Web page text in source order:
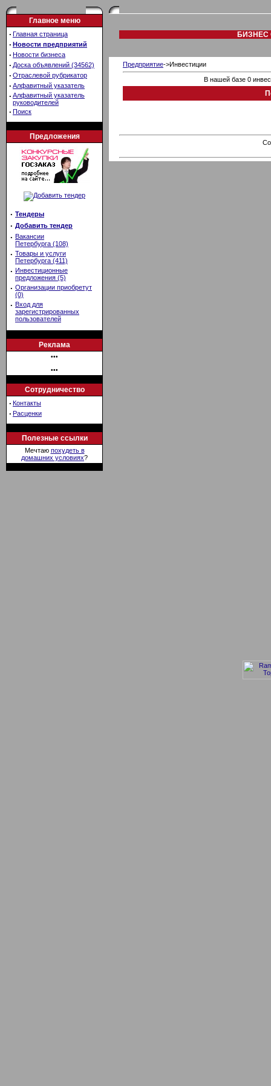
Главное меню
· Главная страница
· Новости предприятий
· Новости бизнеса
· Доска объявлений (34562)
· Отраслевой рубрикатор
· Алфавитный указатель
· Алфавитный указатель
руководителей
· Поиск
Предложения
· Тендеры
· Добавить тендер
· Вакансии
Петербурга (108)
· Товары и услуги
Петербурга (411)
· Инвестиционные
предложения (5)
· Организации приобретут
(0)
· Вход для
зарегистрированных
пользователей
Реклама
•••
•••
Сотрудничество
· Контакты
· Расценки
Полезные ссылки
Мечтаю похудеть в
домашних условиях?
БИЗНЕС
Предприятие->Инвестиции
В нашей базе 0